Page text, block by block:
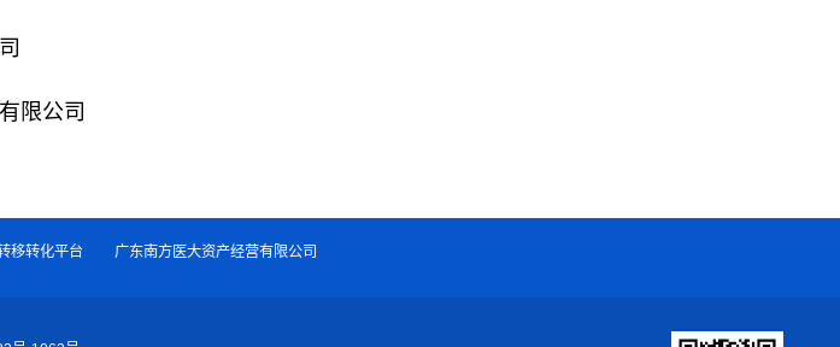
限公司
移转化平台 广东南方医大资产经营有限公司